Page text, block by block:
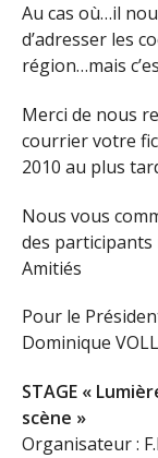
Au cas où…il
d’adresser les
région…mais
Merci de nous
courrier votre
2010 au plus
Nous vous
des participants
Amitiés
Pour le
Dominique
STAGE «
scène »
Organisateur :